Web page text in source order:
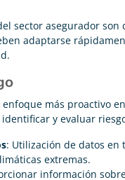
sector asegurador
adaptarse
más proactivo
y evaluar
: Utilización de datos
extremas.
información